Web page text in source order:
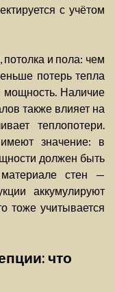
с учётом
и пола: чем
потерь тепла
мощность. Наличие
также влияет на
теплопотери.
значение: в
должен быть
стен —
аккумулируют
тоже учитывается
что